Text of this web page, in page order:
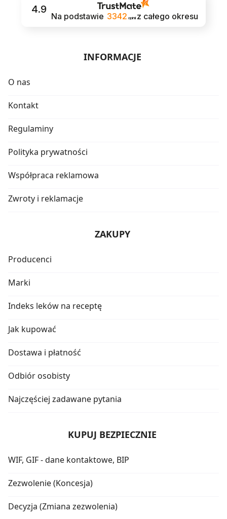
4.9
Na podstawie 3342 opinii z całego okresu
INFORMACJE
O nas
Kontakt
Regulaminy
Polityka prywatności
Współpraca reklamowa
Zwroty i reklamacje
ZAKUPY
Producenci
Marki
Indeks leków na receptę
Jak kupować
Dostawa i płatność
Odbiór osobisty
Najczęściej zadawane pytania
KUPUJ BEZPIECZNIE
WIF, GIF - dane kontaktowe, BIP
Zezwolenie (Koncesja)
Decyzja (Zmiana zezwolenia)